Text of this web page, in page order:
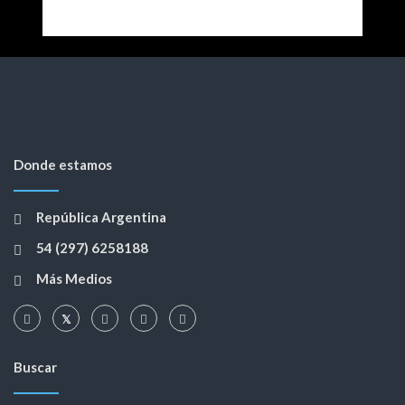
Donde estamos
República Argentina
54 (297) 6258188
Más Medios
Buscar